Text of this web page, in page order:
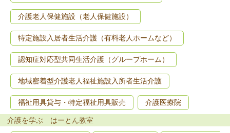
介護老人保健施設（老人保健施設）
特定施設入居者生活介護（有料老人ホームなど）
認知症対応型共同生活介護（グループホーム）
地域密着型介護老人福祉施設入所者生活介護
福祉用具貸与・特定福祉用具販売 介護医療院
介護を学ぶ はーとん教室